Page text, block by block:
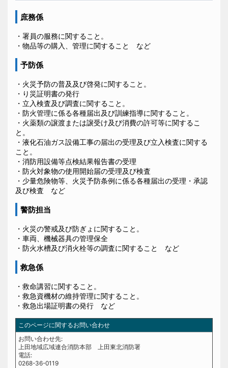
庶務係
・署員の服務に関すること。
・物品等の購入、管理に関すること など
予防係
・火災予防の普及及び啓発に関すること。
・り災証明書の発行
・立入検査及び調査に関すること。
・防火管理に係る各種届出及び訓練指導に関すること。
・火薬類の譲渡または譲受け及び消費の許可等に関するこ
と。
・液化石油ガス設備工事の届出の受理及び立入検査に関する
こと。
・消防用設備等点検結果報告書の受理
・防火対象物の使用開始届の受理及び検査
・少量危険物等、火災予防条例に係る各種届出の受理・承認
及び検査 など
警防担当
・火災の警戒及び防ぎょに関すること。
・車両、機械器具の管理保全
・防火水槽及び消火栓等の調査に関すること など
救急係
・救命講習に関すること。
・救急資機材の維持管理に関すること。
・救急出場証明書の発行 など
このページに関するお問い合わせ
お問い合わせ先:
上田地域広域連合消防本部 上田東北消防署
電話:
0268-36-0119